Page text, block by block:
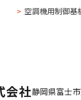
空調機用制御基
会社静岡県富士